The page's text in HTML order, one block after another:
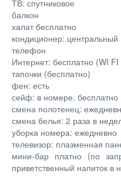
ТВ: спутниковое
балкон
халат бесплатно
кондиционер: центральный
телефон
Интернет: бесплатно (WI
тапочки (бесплатно)
фен: есть
сейф: в номере, бесплатно
смена полотенец:
смена белья: 2 раза в
уборка номера: ежедневно
телевизор: плазменная
мини-бар платно (по
приветственный напиток в